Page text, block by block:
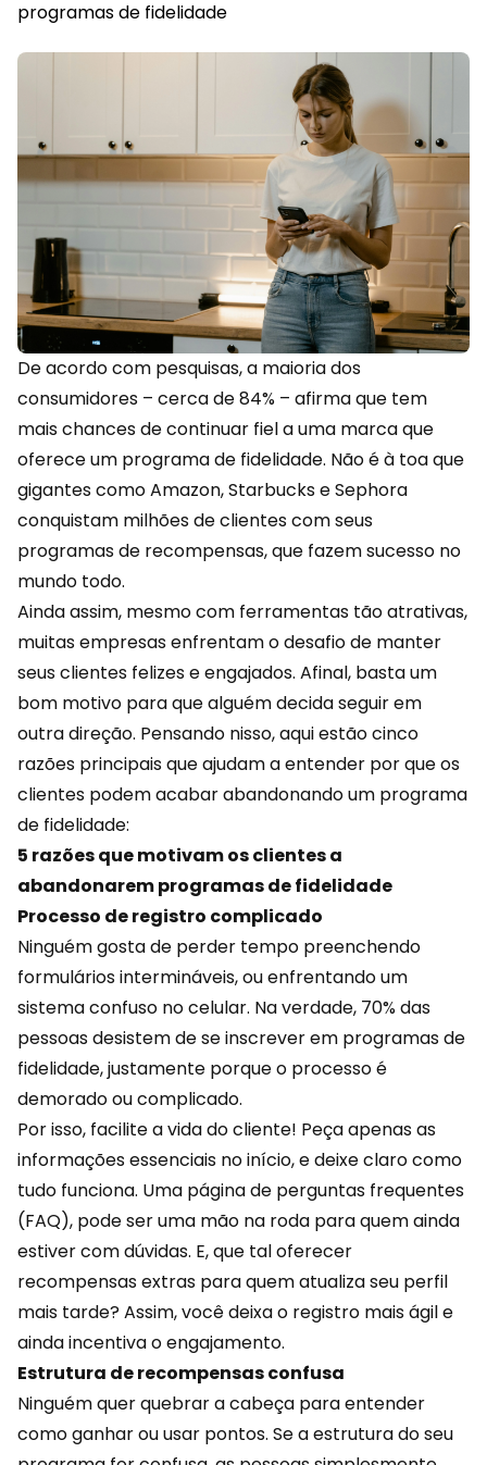
programas de fidelidade
De acordo com pesquisas, a maioria dos
consumidores – cerca de 84% – afirma que tem
mais chances de continuar fiel a uma marca que
oferece um programa de fidelidade. Não é à toa que
gigantes como Amazon, Starbucks e Sephora
conquistam milhões de clientes com seus
programas de recompensas, que fazem sucesso no
mundo todo.
Ainda assim, mesmo com ferramentas tão atrativas,
muitas empresas enfrentam o desafio de manter
seus clientes felizes e engajados. Afinal, basta um
bom motivo para que alguém decida seguir em
outra direção. Pensando nisso, aqui estão cinco
razões principais que ajudam a entender por que os
clientes podem acabar abandonando um programa
de fidelidade:
5 razões que motivam os clientes a
abandonarem programas de fidelidade
Processo de registro complicado
Ninguém gosta de perder tempo preenchendo
formulários intermináveis, ou enfrentando um
sistema confuso no celular. Na verdade, 70% das
pessoas desistem de se inscrever em programas de
fidelidade, justamente porque o processo é
demorado ou complicado.
Por isso, facilite a vida do cliente! Peça apenas as
informações essenciais no início, e deixe claro como
tudo funciona. Uma página de perguntas frequentes
(FAQ), pode ser uma mão na roda para quem ainda
estiver com dúvidas. E, que tal oferecer
recompensas extras para quem atualiza seu perfil
mais tarde? Assim, você deixa o registro mais ágil e
ainda incentiva o engajamento.
Estrutura de recompensas confusa
Ninguém quer quebrar a cabeça para entender
como ganhar ou usar pontos. Se a estrutura do seu